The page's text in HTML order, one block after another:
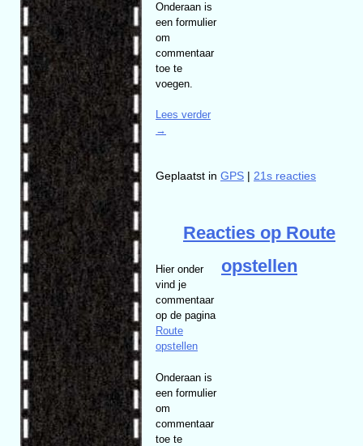
Onderaan is
een formulier
om
commentaar
toe te
voegen.
Lees verder
→
Geplaatst in GPS | 21s reacties
Reacties op Route
opstellen
Hier onder
vind je
commentaar
op de pagina
Route
opstellen
Onderaan is
een formulier
om
commentaar
toe te